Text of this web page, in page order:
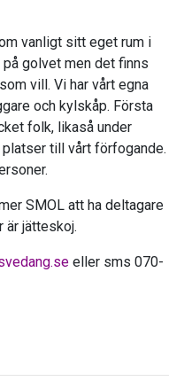
vanligt sitt eget rum i
golvet men det finns
vill. Vi har vårt egna
och kylskåp. Första
folk, likaså under
till vårt förfogande.
SMOL att ha deltagare
är jätteskoj.
eller sms 070-